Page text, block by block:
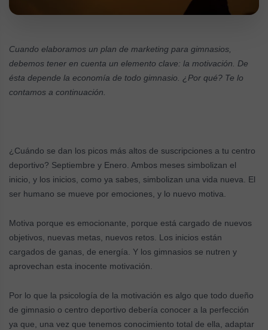
Cuando elaboramos un plan de marketing para gimnasios,
debemos tener en cuenta un elemento clave: la motivación. De
ésta depende la economía de todo gimnasio. ¿Por qué? Te lo
contamos a continuación.
¿Cuándo se dan los picos más altos de suscripciones a tu centro
deportivo? Septiembre y Enero. Ambos meses simbolizan el
inicio, y los inicios, como ya sabes, simbolizan una vida nueva. El
ser humano se mueve por emociones, y lo nuevo motiva.
Motiva porque es emocionante, porque está cargado de nuevos
objetivos, nuevas metas, nuevos retos. Los inicios están
cargados de ganas, de energía. Y los gimnasios se nutren y
aprovechan esta inocente motivación.
Por lo que la psicología de la motivación es algo que todo dueño
de gimnasio o centro deportivo debería conocer a la perfección
ya que, una vez que tenemos conocimiento total de ella, adaptar